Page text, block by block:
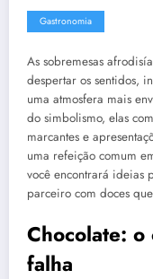
Gastronomia
As sobremesas
despertar os sentidos,
uma atmosfera mais
do simbolismo, elas
marcantes e
uma refeição comum
você encontrará ideias
parceiro com doces
Chocolate: o
falha